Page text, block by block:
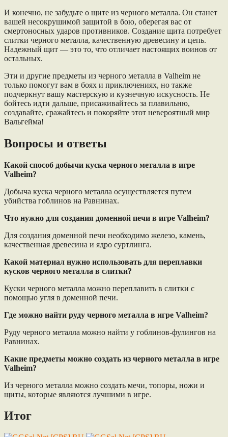
И конечно, не забудьте о щите из черного металла. Он станет
вашей несокрушимой защитой в бою, оберегая вас от
смертоносных ударов противников. Создание щита потребует
слитки черного металла, качественную древесину и цепь.
Надежный щит — это то, что отличает настоящих воинов от
остальных.
Эти и другие предметы из черного металла в Valheim не
только помогут вам в боях и приключениях, но также
подчеркнут вашу мастерскую и кузнечную искусность. Не
бойтесь идти дальше, присаживайтесь за плавильню,
создавайте, сражайтесь и покоряйте этот невероятный мир
Вальгейма!
Вопросы и ответы
Какой способ добычи куска черного металла в игре
Valheim?
Добыча куска черного металла осуществляется путем
убийства гоблинов на Равнинах.
Что нужно для создания доменной печи в игре Valheim?
Для создания доменной печи необходимо железо, камень,
качественная древесина и ядро суртлинга.
Какой материал нужно использовать для переплавки
кусков черного металла в слитки?
Куски черного металла можно переплавить в слитки с
помощью угля в доменной печи.
Где можно найти руду черного металла в игре Valheim?
Руду черного металла можно найти у гоблинов-фулингов на
Равнинах.
Какие предметы можно создать из черного металла в игре
Valheim?
Из черного металла можно создать мечи, топоры, ножи и
щиты, которые являются лучшими в игре.
Итог